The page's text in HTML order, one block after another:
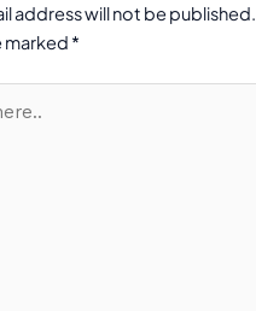
address will not be published.
marked *